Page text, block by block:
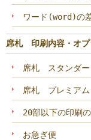
ワード(word)の
席札 印刷内容・オプ
席札 スタンダ
席札 プレミア
20部以下の印刷
お急ぎ便